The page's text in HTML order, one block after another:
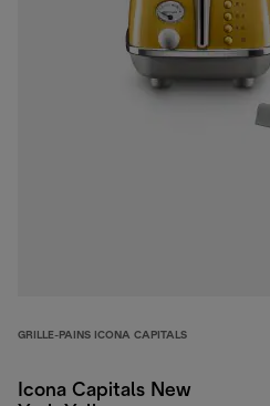
GRILLE-PAINS ICONA CAPITALS
Icona Capitals New